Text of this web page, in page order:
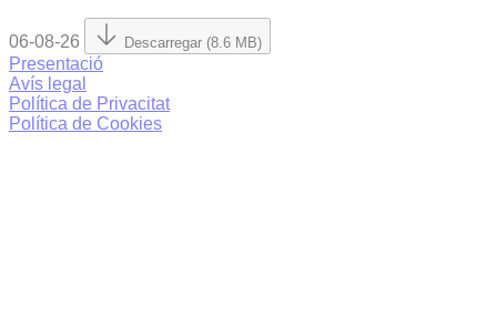
06-08-26 Descarregar (8.6 MB)
Presentació
Avís legal
Política de Privacitat
Política de Cookies